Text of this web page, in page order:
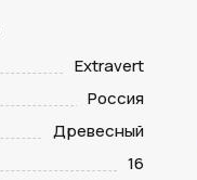
Extravert
Россия
Древесный
16